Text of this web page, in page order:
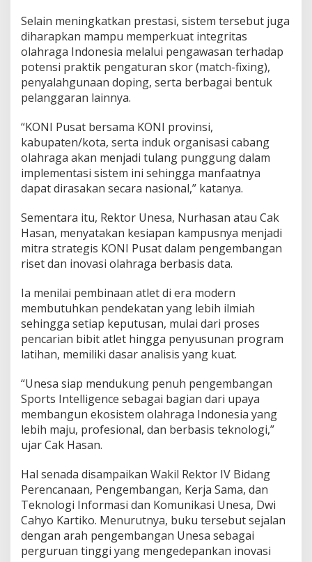
Selain meningkatkan prestasi, sistem tersebut juga
diharapkan mampu memperkuat integritas
olahraga Indonesia melalui pengawasan terhadap
potensi praktik pengaturan skor (match-fixing),
penyalahgunaan doping, serta berbagai bentuk
pelanggaran lainnya.
“KONI Pusat bersama KONI provinsi,
kabupaten/kota, serta induk organisasi cabang
olahraga akan menjadi tulang punggung dalam
implementasi sistem ini sehingga manfaatnya
dapat dirasakan secara nasional,” katanya.
Sementara itu, Rektor Unesa, Nurhasan atau Cak
Hasan, menyatakan kesiapan kampusnya menjadi
mitra strategis KONI Pusat dalam pengembangan
riset dan inovasi olahraga berbasis data.
Ia menilai pembinaan atlet di era modern
membutuhkan pendekatan yang lebih ilmiah
sehingga setiap keputusan, mulai dari proses
pencarian bibit atlet hingga penyusunan program
latihan, memiliki dasar analisis yang kuat.
“Unesa siap mendukung penuh pengembangan
Sports Intelligence sebagai bagian dari upaya
membangun ekosistem olahraga Indonesia yang
lebih maju, profesional, dan berbasis teknologi,”
ujar Cak Hasan.
Hal senada disampaikan Wakil Rektor IV Bidang
Perencanaan, Pengembangan, Kerja Sama, dan
Teknologi Informasi dan Komunikasi Unesa, Dwi
Cahyo Kartiko. Menurutnya, buku tersebut sejalan
dengan arah pengembangan Unesa sebagai
perguruan tinggi yang mengedepankan inovasi